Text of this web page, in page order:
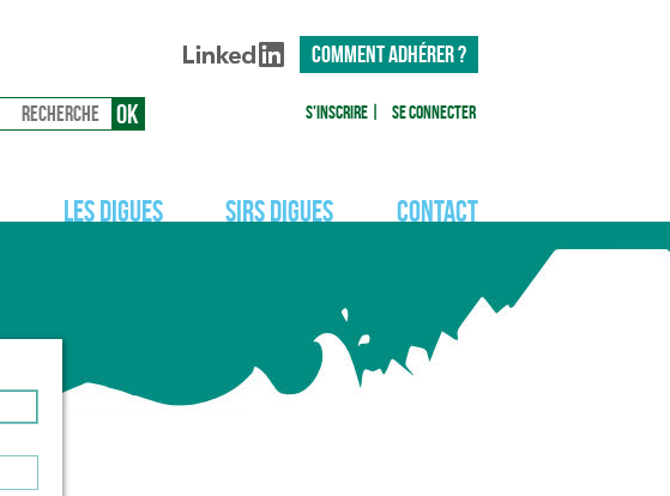
COMMENT ADHÉRER ?
S'inscrire Se connecter
Les digues SIRS Digues Contact